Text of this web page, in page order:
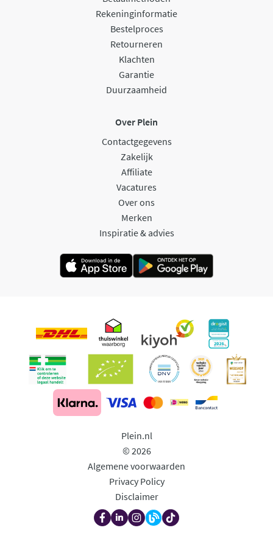
Rekeninginformatie
Bestelproces
Retourneren
Klachten
Garantie
Duurzaamheid
Over Plein
Contactgegevens
Zakelijk
Affiliate
Vacatures
Over ons
Merken
Inspiratie & advies
Plein.nl
© 2026
Algemene voorwaarden
Privacy Policy
Disclaimer